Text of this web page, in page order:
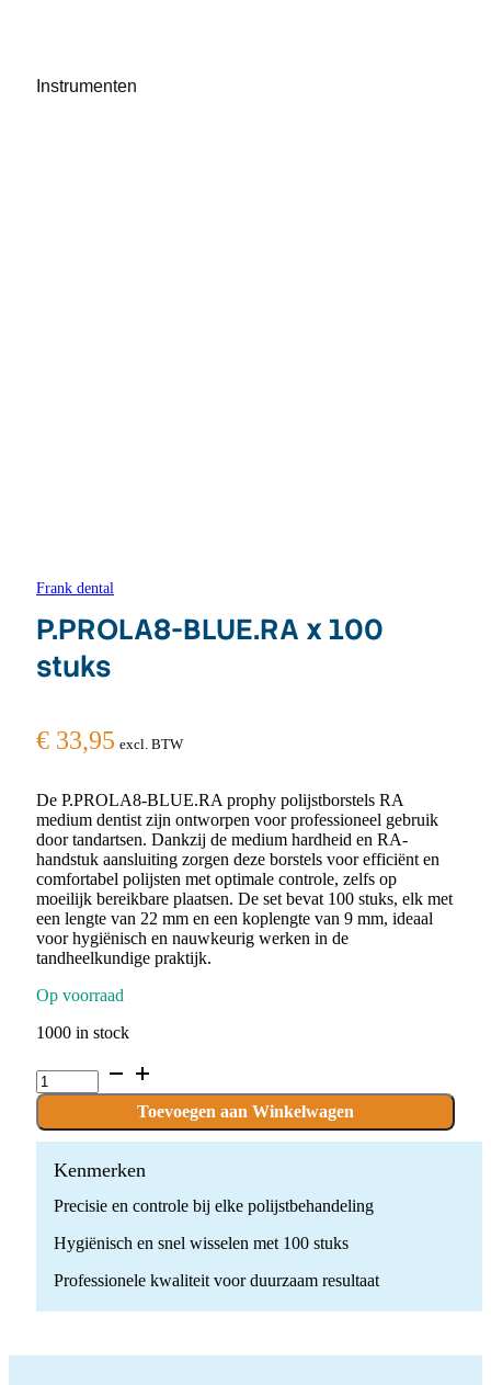
Instrumenten
Frank dental
P.PROLA8-BLUE.RA x 100
stuks
€ 33,95 excl. BTW
De P.PROLA8-BLUE.RA prophy polijstborstels RA
medium dentist zijn ontworpen voor professioneel gebruik
door tandartsen. Dankzij de medium hardheid en RA-
handstuk aansluiting zorgen deze borstels voor efficiënt en
comfortabel polijsten met optimale controle, zelfs op
moeilijk bereikbare plaatsen. De set bevat 100 stuks, elk met
een lengte van 22 mm en een koplengte van 9 mm, ideaal
voor hygiënisch en nauwkeurig werken in de
tandheelkundige praktijk.
Op voorraad
1000 in stock
P.PROLA8-
BLUE.RA
100
stuks
quantity
Toevoegen aan Winkelwagen
Kenmerken
Precisie en controle bij elke polijstbehandeling
Hygiënisch en snel wisselen met 100 stuks
Professionele kwaliteit voor duurzaam resultaat